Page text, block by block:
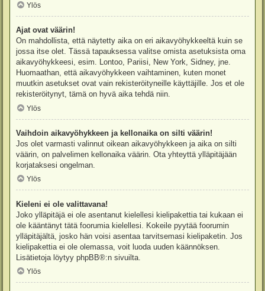
Ylös
Ajat ovat väärin!
On mahdollista, että näytetty aika on eri aikavyöhykkeeltä kuin se
jossa itse olet. Tässä tapauksessa valitse omista asetuksista oma
aikavyöhykkeesi, esim. Lontoo, Pariisi, New York, Sidney, jne.
Huomaathan, että aikavyöhykkeen vaihtaminen, kuten monet
muutkin asetukset ovat vain rekisteröityneille käyttäjille. Jos et ole
rekisteröitynyt, tämä on hyvä aika tehdä niin.
Ylös
Vaihdoin aikavyöhykkeen ja kellonaika on silti väärin!
Jos olet varmasti valinnut oikean aikavyöhykkeen ja aika on silti
väärin, on palvelimen kellonaika väärin. Ota yhteyttä ylläpitäjään
korjataksesi ongelman.
Ylös
Kieleni ei ole valittavana!
Joko ylläpitäjä ei ole asentanut kielellesi kielipakettia tai kukaan ei
ole kääntänyt tätä foorumia kielellesi. Kokeile pyytää foorumin
ylläpitäjältä, josko hän voisi asentaa tarvitsemasi kielipaketin. Jos
kielipakettia ei ole olemassa, voit luoda uuden käännöksen.
Lisätietoja löytyy phpBB®:n sivuilta.
Ylös